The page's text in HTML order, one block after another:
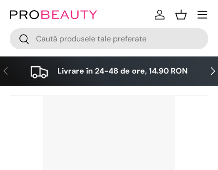
Sari la conținut
Cǎutare
Cǎutare
LogareCos
Meniu
Anterior Livrare în 24-48 de ore, 14.90 RON